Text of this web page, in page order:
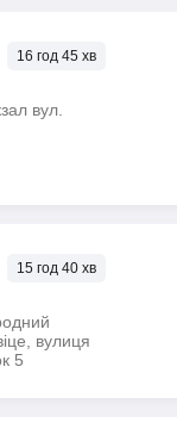
16 год45 хв
вул.
15 год40 хв
вулиця
5